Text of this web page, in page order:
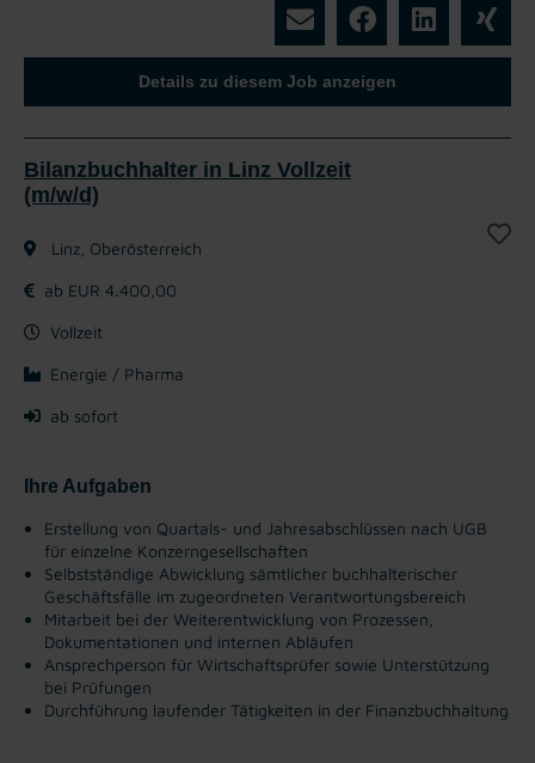
Details zu diesem Job anzeigen
Bilanzbuchhalter in Linz Vollzeit
(m/w/d)
Linz, Oberösterreich
ab EUR 4.400,00
Vollzeit
Energie / Pharma
ab sofort
Ihre Aufgaben
Erstellung von Quartals- und Jahresabschlüssen nach UGB
für einzelne Konzerngesellschaften
Selbstständige Abwicklung sämtlicher buchhalterischer
Geschäftsfälle im zugeordneten Verantwortungsbereich
Mitarbeit bei der Weiterentwicklung von Prozessen,
Dokumentationen und internen Abläufen
Ansprechperson für Wirtschaftsprüfer sowie Unterstützung
bei Prüfungen
Durchführung laufender Tätigkeiten in der Finanzbuchhaltung